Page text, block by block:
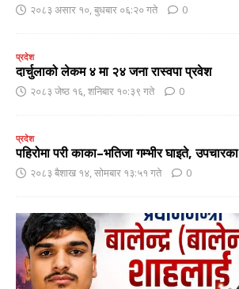
२०८३ असार १०, बुधबार ०६:२० गते 0
प्रदेश
दार्चुलाको लेकम ४ मा २४ जना रास्वपा प्रवेश
२०८३ जेष्ठ १६, शनिबार १०:३९ गते 0
प्रदेश
पहिरोमा परी काका–भतिजा गम्भीर घाइते,
२०८३ बैशाख १४, सोमबार १३:५१ गते 0